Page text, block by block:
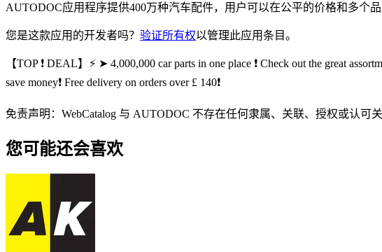
AUTODOC应用程序提供400万种汽车配件，用户可以在公平的价格和多个
您是这款应用的开发者吗？ 验证所有权以管理此应用条目。
【TOP ❗ DEAL】⚡️ ➤ 4,000,000 car parts in one place ❗ Check out the great
save money❗ Free delivery on orders over £ 140❗
免责声明：WebCatalog 与 AUTODOC 不存在任何隶属、关联、授权或认
您可能还会喜欢